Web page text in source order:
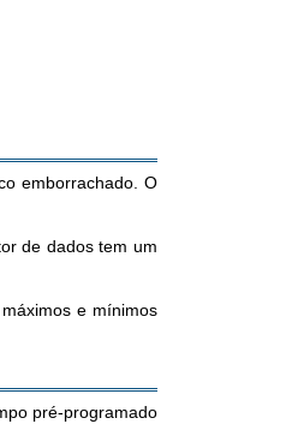
emborrachado. O
de dados tem um
e mínimos
pré-programado